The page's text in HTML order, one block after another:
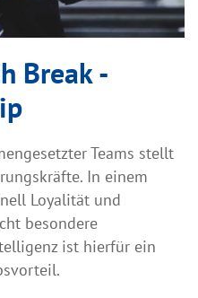
Break -
Teams stellt
In einem
Loyalität und
besondere
ist hierfür ein